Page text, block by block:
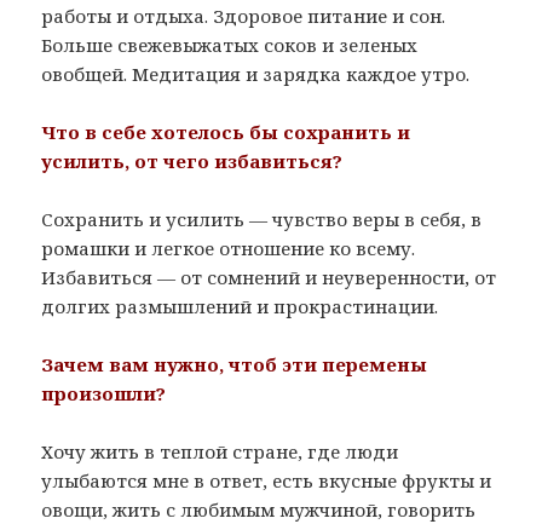
работы и отдыха. Здоровое питание и сон.
Больше свежевыжатых соков и зеленых
овобщей. Медитация и зарядка каждое утро.
Что в себе хотелось бы сохранить и
усилить, от чего избавиться?
Сохранить и усилить — чувство веры в себя, в
ромашки и легкое отношение ко всему.
Избавиться — от сомнений и неуверенности, от
долгих размышлений и прокрастинации.
Зачем вам нужно, чтоб эти перемены
произошли?
Хочу жить в теплой стране, где люди
улыбаются мне в ответ, есть вкусные фрукты и
овощи, жить с любимым мужчиной, говорить